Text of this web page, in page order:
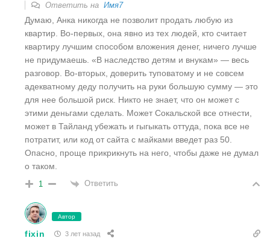
Ответить на Имя7
Думаю, Анка никогда не позволит продать любую из
квартир. Во-первых, она явно из тех людей, кто считает
квартиру лучшим способом вложения денег, ничего лучше
не придумаешь. «В наследство детям и внукам» — весь
разговор. Во-вторых, доверить туповатому и не совсем
адекватному деду получить на руки большую сумму — это
для нее большой риск. Никто не знает, что он может с
этими деньгами сделать. Может Сокальской все отнести,
может в Тайланд убежать и гыгыкать оттуда, пока все не
потратит, или код от сайта с майками введет раз 50.
Опасно, проще прикрикнуть на него, чтобы даже не думал
о таком.
1 Ответить
Автор
fixin 3 лет назад